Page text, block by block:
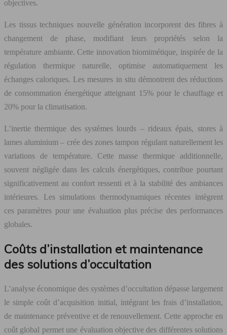
objectives.
Les tissus techniques nouvelle génération incorporent des fibres à
changement de phase, modifiant leurs propriétés selon la
température ambiante. Cette innovation biomimétique, inspirée de la
régulation thermique naturelle, optimise automatiquement les
échanges caloriques. Les mesures in situ démontrent des réductions
de consommation énergétique atteignant 15% pour le chauffage et
20% pour la climatisation.
L’inertie thermique des systèmes lourds – rideaux épais, stores à
lames aluminium – crée des zones tampon régulant naturellement les
variations de température. Cette masse thermique additionnelle,
souvent négligée dans les calculs énergétiques, contribue pourtant
significativement au confort ressenti et à la stabilité des ambiances
intérieures. Les simulations thermodynamiques récentes intègrent
ces paramètres pour une évaluation plus précise des performances
globales.
Coûts d’installation et maintenance
des solutions d’occultation
L’analyse économique des systèmes d’occultation dépasse largement
le simple coût d’acquisition initial, intégrant les frais d’installation,
de maintenance préventive et de renouvellement. Cette approche en
coût global permet une évaluation objective des différentes solutions